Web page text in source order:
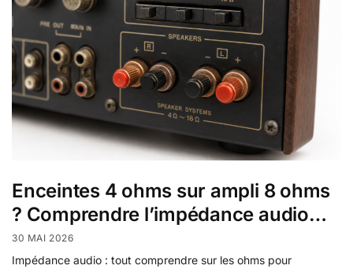
Enceintes 4 ohms sur ampli 8 ohms
? Comprendre l’impédance audio…
30 MAI 2026
Impédance audio : tout comprendre sur les ohms pour